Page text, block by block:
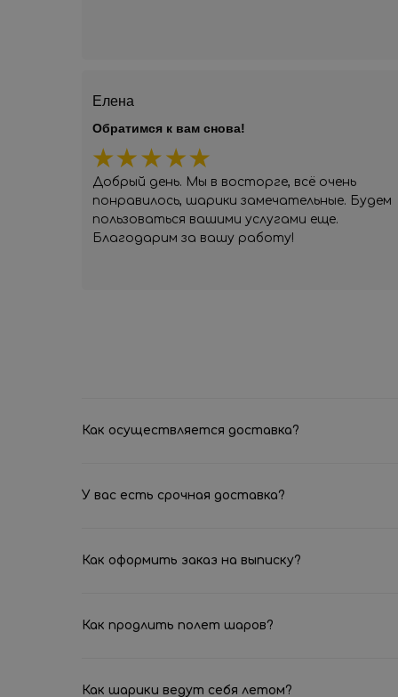
Елена
Добрый день. Мы в восторге, всё очень
понравилось, шарики замечательные. Будем
пользоваться вашими услугами еще.
Благодарим за вашу работу!
Обратимся к вам снова!
Как осуществляется доставка?
У вас есть срочная доставка?
Как оформить заказ на выписку?
Как продлить полет шаров?
Как шарики ведут себя летом?